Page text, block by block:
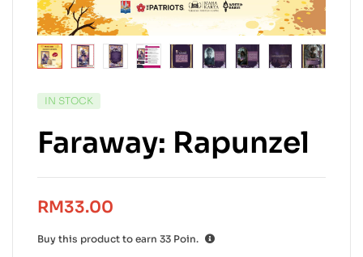
IN STOCK
Faraway: Rapunzel
RM33.00
Buy this product to earn 33 Poin.